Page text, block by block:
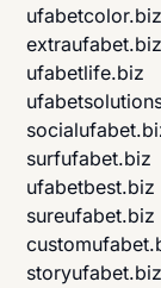
ufabetcolor.biz
extraufabet.biz
ufabetlife.biz
surfufabet.biz
ufabetbest.biz
sureufabet.biz
storyufabet.biz